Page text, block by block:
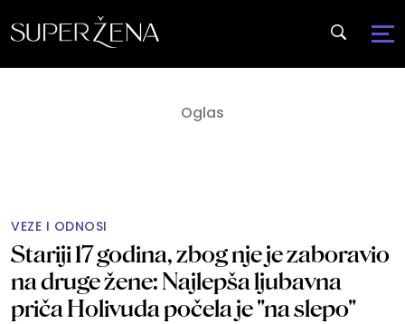
VEZE I ODNOSI
Stariji 17 godina, zbog nje je zaboravio
na druge žene: Najlepša ljubavna
priča Holivuda počela je "na slepo"